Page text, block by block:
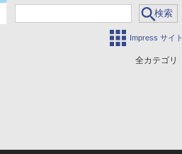
Impress サイト
全カテゴリ